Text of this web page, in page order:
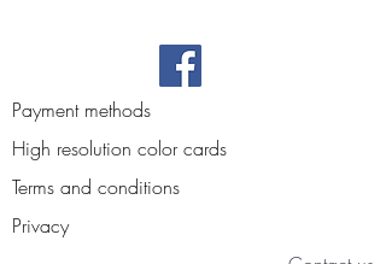
Payment methods
High resolution color cards
Terms and conditions
Privacy